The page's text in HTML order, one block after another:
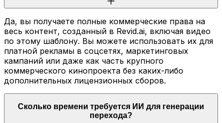
Да, вы получаете полные коммерческие права на
весь контент, созданный в Revid.ai, включая видео
по этому шаблону. Вы можете использовать их для
платной рекламы в соцсетях, маркетинговых
кампаний или даже как часть крупного
коммерческого кинопроекта без каких-либо
дополнительных лицензионных сборов.
Сколько времени требуется ИИ для генерации
перехода?